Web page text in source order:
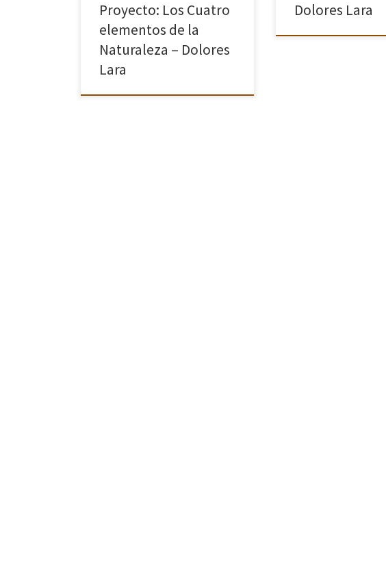
Proyecto: Los Cuatro
elementos de la
Naturaleza – Dolores
Lara
Dolores Lara